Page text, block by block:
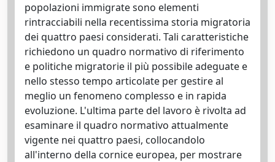
popolazioni immigrate sono elementi
rintracciabili nella recentissima storia migratoria
dei quattro paesi considerati. Tali caratteristiche
richiedono un quadro normativo di riferimento
e politiche migratorie il più possibile adeguate e
nello stesso tempo articolate per gestire al
meglio un fenomeno complesso e in rapida
evoluzione. L'ultima parte del lavoro è rivolta ad
esaminare il quadro normativo attualmente
vigente nei quattro paesi, collocandolo
all'interno della cornice europea, per mostrare